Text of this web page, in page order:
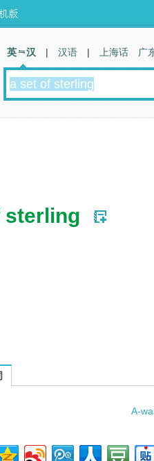
sterling
相关资料：
A-
英 汉 | 汉语 | 上海话 广